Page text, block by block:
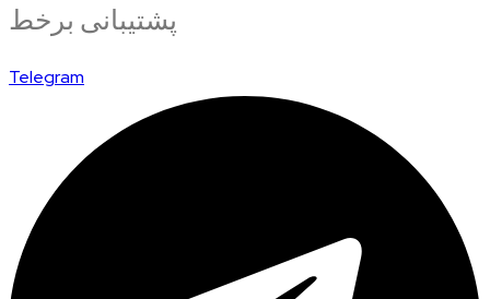
پشتیبانی برخط
Telegram